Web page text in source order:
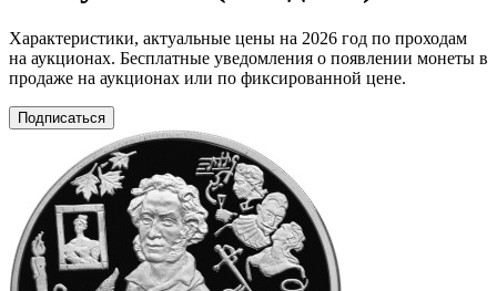
Характеристики, актуальные цены на 2026 год по проходам
на аукционах. Бесплатные уведомления о появлении монеты в
продаже на аукционах или по фиксированной цене.
Подписаться